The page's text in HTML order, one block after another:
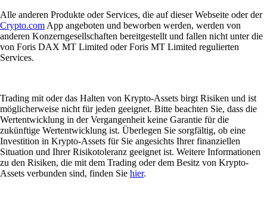
Alle anderen Produkte oder Services, die auf dieser Webseite oder der
Crypto.com App angeboten und beworben werden, werden von
anderen Konzerngesellschaften bereitgestellt und fallen nicht unter die
von Foris DAX MT Limited oder Foris MT Limited regulierten
Services.
Trading mit oder das Halten von Krypto-Assets birgt Risiken und ist
möglicherweise nicht für jeden geeignet. Bitte beachten Sie, dass die
Wertentwicklung in der Vergangenheit keine Garantie für die
zukünftige Wertentwicklung ist. Überlegen Sie sorgfältig, ob eine
Investition in Krypto-Assets für Sie angesichts Ihrer finanziellen
Situation und Ihrer Risikotoleranz geeignet ist. Weitere Informationen
zu den Risiken, die mit dem Trading oder dem Besitz von Krypto-
Assets verbunden sind, finden Sie hier.